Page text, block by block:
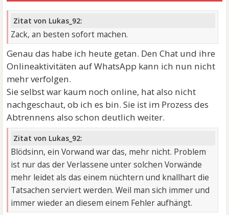
Zitat von Lukas_92:
Zack, an besten sofort machen.
Genau das habe ich heute getan. Den Chat und ihre
Onlineaktivitäten auf WhatsApp kann ich nun nicht
mehr verfolgen.
Sie selbst war kaum noch online, hat also nicht
nachgeschaut, ob ich es bin. Sie ist im Prozess des
Abtrennens also schon deutlich weiter.
Zitat von Lukas_92:
Blödsinn, ein Vorwand war das, mehr nicht. Problem
ist nur das der Verlassene unter solchen Vorwände
mehr leidet als das einem nüchtern und knallhart die
Tatsachen serviert werden. Weil man sich immer und
immer wieder an diesem einem Fehler aufhängt.